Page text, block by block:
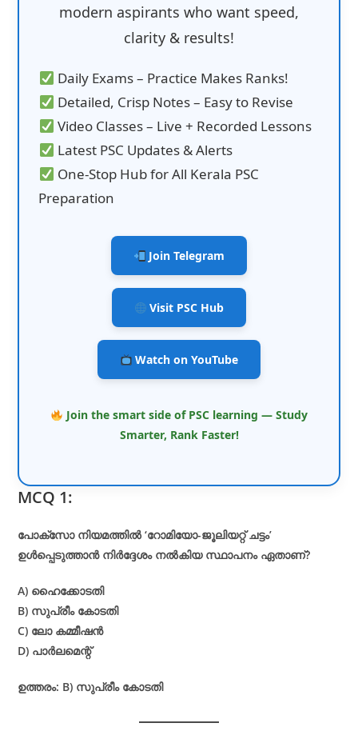
modern aspirants who want speed,
clarity & results!
Daily Exams – Practice Makes Ranks!
Detailed, Crisp Notes – Easy to Revise
Video Classes – Live + Recorded Lessons
Latest PSC Updates & Alerts
One-Stop Hub for All Kerala PSC
Preparation
Join Telegram
Visit PSC Hub
Watch on YouTube
Join the smart side of PSC learning — Study
Smarter, Rank Faster!
MCQ 1:
പോക്സോ നിയമത്തിൽ ‘റോമിയോ-ജൂലിയറ്റ് ചട്ടം’
ഉൾപ്പെടുത്താൻ നിർദ്ദേശം നൽകിയ സ്ഥാപനം ഏതാണ്?
A) ഹൈക്കോടതി
B) സുപ്രീം കോടതി
C) ലോ കമ്മീഷൻ
D) പാർലമെന്റ്
ഉത്തരം: B) സുപ്രീം കോടതി